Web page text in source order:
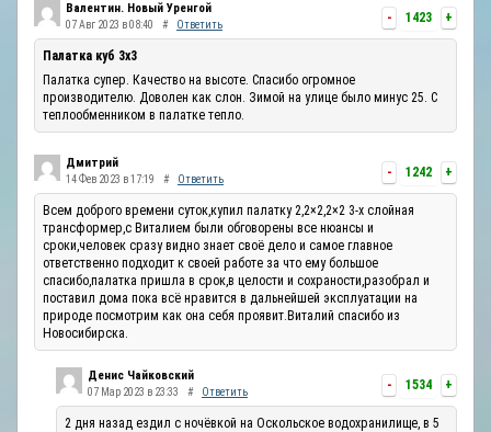
- 1423 +
Валентин. Новый Уренгой
07 Авг 2023 в 08:40 # Ответить
Палатка куб 3х3
Палатка супер. Качество на высоте. Спасибо огромное
производителю. Доволен как слон. Зимой на улице было минус 25. С
теплообменником в палатке тепло.
- 1242 +
Дмитрий
14 Фев 2023 в 17:19 # Ответить
Всем доброго времени суток,купил палатку 2,2×2,2×2 3-х слойная
трансформер,с Виталием были обговорены все нюансы и
сроки,человек сразу видно знает своё дело и самое главное
ответственно подходит к своей работе за что ему большое
спасибо,палатка пришла в срок,в целости и сохраности,разобрал и
поставил дома пока всё нравится в дальнейшей эксплуатации на
природе посмотрим как она себя проявит.Виталий спасибо из
Новосибирска.
- 1534 +
Денис Чайковский
07 Мар 2023 в 23:33 # Ответить
2 дня назад ездил с ночёвкой на Оскольское водохранилище, в 5